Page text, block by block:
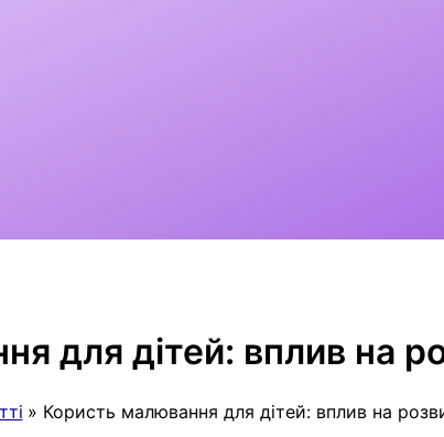
для дітей: вплив на
Користь малювання для дітей: вплив на